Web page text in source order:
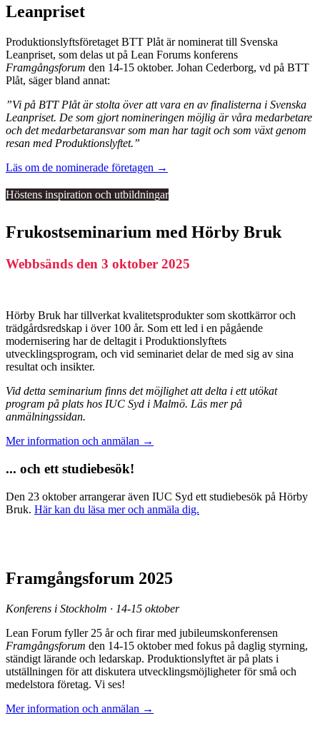
Leanpriset
Produktionslyftsföretaget BTT Plåt är nominerat till Svenska
Leanpriset, som delas ut på Lean Forums konferens
Framgångsforum den 14-15 oktober. Johan Cederborg, vd på BTT
Plåt, säger bland annat:
”Vi på BTT Plåt är stolta över att vara en av finalisterna i Svenska
Leanpriset. De som gjort nomineringen möjlig är våra medarbetare
och det medarbetaransvar som man har tagit och som växt genom
resan med Produktionslyftet.”
Läs om de nominerade företagen →
Höstens inspiration och utbildningar
Frukostseminarium med Hörby Bruk
Webbsänds den 3 oktober 2025
Hörby Bruk har tillverkat kvalitetsprodukter som skottkärror och
trädgårdsredskap i över 100 år. Som ett led i en pågående
modernisering har de deltagit i Produktionslyftets
utvecklingsprogram, och vid seminariet delar de med sig av sina
resultat och insikter.
Vid detta seminarium finns det möjlighet att delta i ett utökat
program på plats hos IUC Syd i Malmö. Läs mer på
anmälningssidan.
Mer information och anmälan →
... och ett studiebesök!
Den 23 oktober arrangerar även IUC Syd ett studiebesök på Hörby
Bruk. Här kan du läsa mer och anmäla dig.
Framgångsforum 2025
Konferens i Stockholm · 14-15 oktober
Lean Forum fyller 25 år och firar med jubileumskonferensen
Framgångsforum den 14-15 oktober med fokus på daglig styrning,
ständigt lärande och ledarskap. Produktionslyftet är på plats i
utställningen för att diskutera utvecklingsmöjligheter för små och
medelstora företag. Vi ses!
Mer information och anmälan →